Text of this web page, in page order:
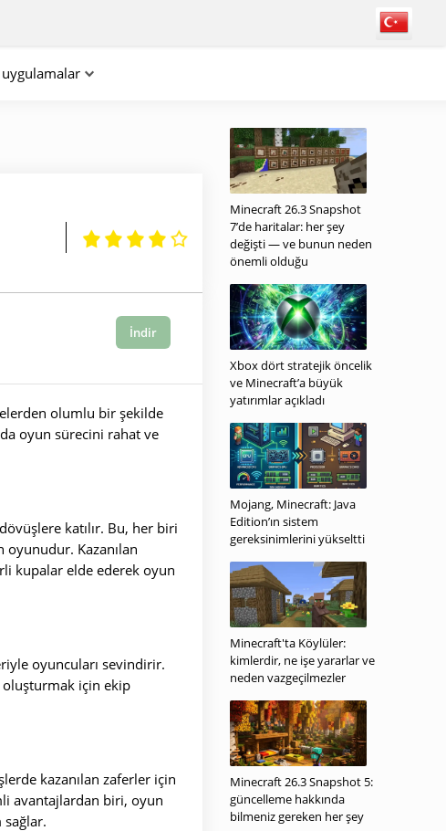
İndir
olumlu bir şekilde
oyun sürecini rahat ve
katılır. Bu, her biri
oyunudur. Kazanılan
kupalar elde ederek oyun
oyuncuları sevindirir.
oluşturmak için ekip
kazanılan zaferler için
avantajlardan biri, oyun
sağlar.
Minecraft 26.3 Snapshot
7’de haritalar: her şey
değişti — ve bunun neden
önemli olduğu
Xbox dört stratejik öncelik
ve Minecraft’a büyük
yatırımlar açıkladı
Mojang, Minecraft: Java
Edition’ın sistem
gereksinimlerini yükseltti
Minecraft'ta Köylüler:
kimlerdir, ne işe yararlar ve
neden vazgeçilmezler
Minecraft 26.3 Snapshot 5:
güncelleme hakkında
bilmeniz gereken her şey